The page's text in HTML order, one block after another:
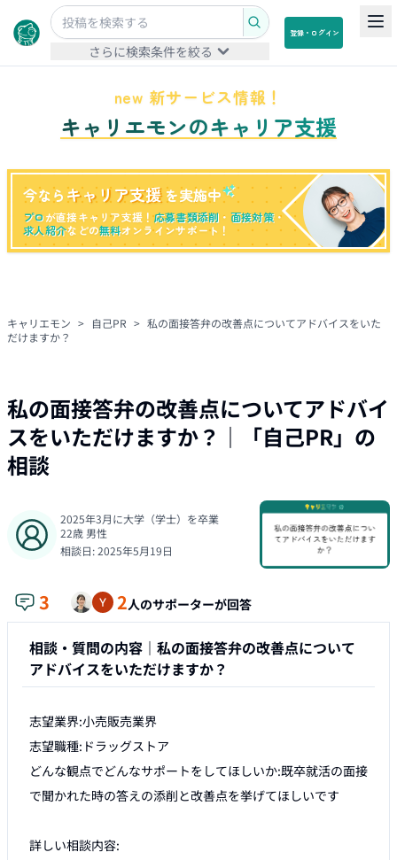
さらに検索条件を絞る
登録・ログイン
new 新サービス情報！
キャリエモンのキャリア支援
今なら キャリア支援 を実施中
プロが直接キャリア支援！応募書類添削 ・ 面接対策・
求人紹介などの無料オンラインサポート！
キャリエモン > 自己PR > 私の面接答弁の改善点についてアドバイスをいた
だけますか？
私の面接答弁の改善点についてアドバイ
スをいただけますか？ ｜「自己PR」の
相談
2025年3月に大学（学士）を卒業
22歳 男性
相談日:2025年5月19日
3 2人のサポーターが回答
相談・質問の内容｜ 私の面接答弁の改善点について
アドバイスをいただけますか？
志望業界:小売販売業界
志望職種:ドラッグストア
どんな観点でどんなサポートをしてほしいか:既卒就活の面接
で聞かれた時の答えの添削と改善点を挙げてほしいです
詳しい相談内容: